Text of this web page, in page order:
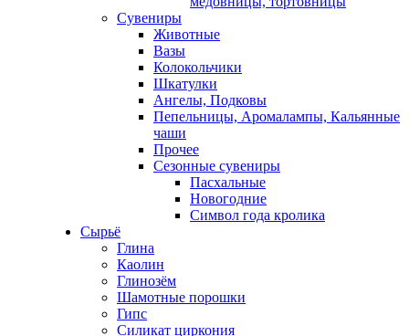
Сувениры
Животные
Вазы
Колокольчики
Шкатулки
Ангелы, Подковы
Пепельницы, Аромалампы, Кальянные
чаши
Прочее
Сезонные сувениры
Пасхальные
Новогодние
Символ года кролика
Сырьё
Глина
Каолин
Глинозём
Шамотные порошки
Гипс
Силикат циркония